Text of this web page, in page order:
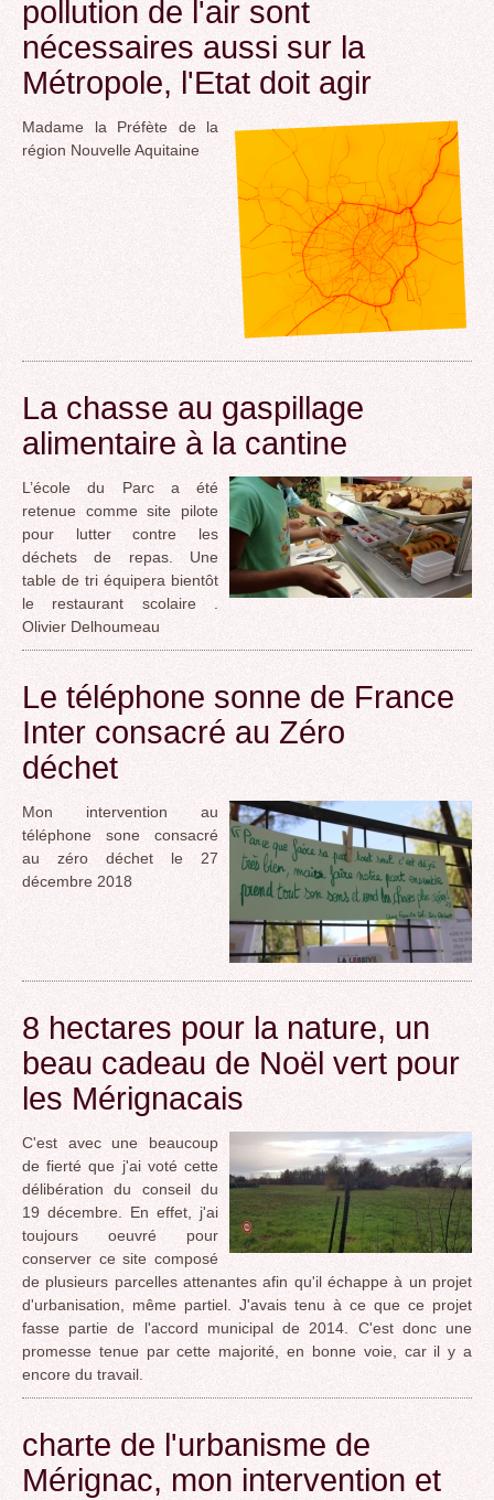
pollution de l'air sont
nécessaires aussi sur la
Métropole, l'Etat doit agir
Madame la Préfète de la
région Nouvelle Aquitaine
La chasse au gaspillage
alimentaire à la cantine
L’école du Parc a été
retenue comme site pilote
pour lutter contre les
déchets de repas. Une
table de tri équipera bientôt
le restaurant scolaire .
Olivier Delhoumeau
Le téléphone sonne de France
Inter consacré au Zéro
déchet
Mon intervention au
téléphone sone consacré
au zéro déchet le 27
décembre 2018
8 hectares pour la nature, un
beau cadeau de Noël vert pour
les Mérignacais
C'est avec une beaucoup
de fierté que j'ai voté cette
délibération du conseil du
19 décembre. En effet, j'ai
toujours oeuvré pour
conserver ce site composé
de plusieurs parcelles attenantes afin qu'il échappe à un projet
d'urbanisation, même partiel. J'avais tenu à ce que ce projet
fasse partie de l'accord municipal de 2014. C'est donc une
promesse tenue par cette majorité, en bonne voie, car il y a
encore du travail.
charte de l'urbanisme de
Mérignac, mon intervention et